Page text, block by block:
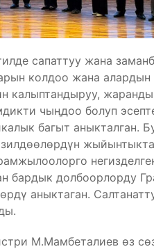
сапаттуу жана
колдоо жана
калыптандыруу,
чыңдоо болуп
багыт аныкталган.
бардык долбоорлорду
аныктаган.
М.Мамбеталиев өз